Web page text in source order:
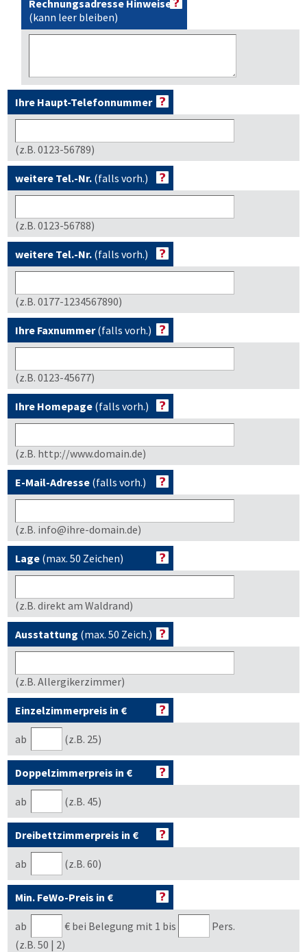
Rechnungsadresse Hinweise
(kann leer bleiben)
Ihre Haupt-Telefonnummer
(z.B. 0123-56789)
weitere Tel.-Nr. (falls vorh.)
(z.B. 0123-56788)
weitere Tel.-Nr. (falls vorh.)
(z.B. 0177-1234567890)
Ihre Faxnummer(falls vorh.)
(z.B. 0123-45677)
Ihre Homepage (falls vorh.)
(z.B. http://www.domain.de)
E-Mail-Adresse (falls vorh.)
(z.B. info@ihre-domain.de)
Lage (max. 50 Zeichen)
(z.B. direkt am Waldrand)
Ausstattung (max. 50 Zeich.)
(z.B. Allergikerzimmer)
Einzelzimmerpreis in €
ab (z.B. 25)
Doppelzimmerpreis in €
ab (z.B. 45)
Dreibettzimmerpreis in €
ab (z.B. 60)
Min. FeWo-Preis in €
ab € bei Belegung mit 1 bis
Pers.
(z.B. 50 | 2)